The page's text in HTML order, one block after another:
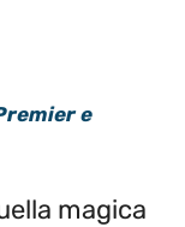
e
magica